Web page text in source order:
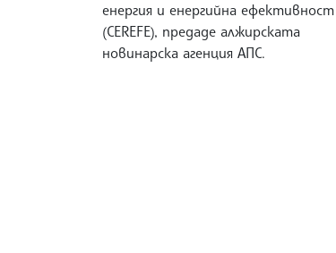
енергия и енергийна ефективност
(CEREFE), предаде алжирската
новинарска агенция АПС.